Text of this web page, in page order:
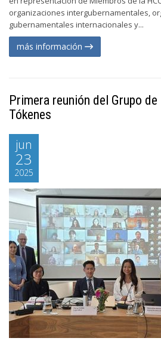
organizaciones intergubernamentales,
gubernamentales internacionales y...
más información
Primera reunión del Grupo
Tókenes
jun
23
2025